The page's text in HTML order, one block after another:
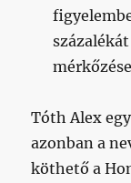
Tóth Alex
azonban a
köthető a